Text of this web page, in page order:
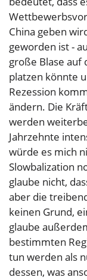
China geben
geworden ist -
große Blase
platzen könnte
Rezession
ändern. Die
werden
Jahrzehnte
würde es mich
Slowbalization
glaube nicht,
aber die
keinen Grund,
glaube
bestimmten
tun werden als
dessen, was